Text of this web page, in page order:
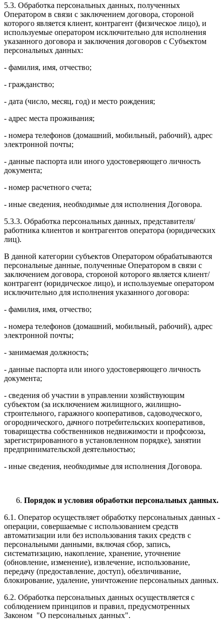
5.3. Обработка персональных данных, полученных
Оператором в связи с заключением договора, стороной
которого является клиент, контрагент (физическое лицо), и
используемые оператором исключительно для исполнения
указанного договора и заключения договоров с Субъектом
персональных данных:
- фамилия, имя, отчество;
- гражданство;
- дата (число, месяц, год) и место рождения;
- адрес места проживания;
- номера телефонов (домашний, мобильный, рабочий), адрес
электронной почты;
- данные паспорта или иного удостоверяющего личность
документа;
- номер расчетного счета;
- иные сведения, необходимые для исполнения Договора.
5.3.3. Обработка персональных данных, представителя/
работника клиентов и контрагентов оператора (юридических
лиц).
В данной категории субъектов Оператором обрабатываются
персональные данные, полученные Оператором в связи с
заключением договора, стороной которого является клиент/
контрагент (юридическое лицо), и используемые оператором
исключительно для исполнения указанного договора:
- фамилия, имя, отчество;
- номера телефонов (домашний, мобильный, рабочий), адрес
электронной почты;
- занимаемая должность;
- данные паспорта или иного удостоверяющего личность
документа;
- сведения об участии в управлении хозяйствующим
субъектом (за исключением жилищного, жилищно-
строительного, гаражного кооперативов, садоводческого,
огороднического, дачного потребительских кооперативов,
товарищества собственников недвижимости и профсоюза,
зарегистрированного в установленном порядке), занятии
предпринимательской деятельностью;
- иные сведения, необходимые для исполнения Договора.
Порядок и условия обработки персональных данных.
6.1. Оператор осуществляет обработку персональных данных -
операции, совершаемые с использованием средств
автоматизации или без использования таких средств с
персональными данными, включая сбор, запись,
систематизацию, накопление, хранение, уточнение
(обновление, изменение), извлечение, использование,
передачу (предоставление, доступ), обезличивание,
блокирование, удаление, уничтожение персональных данных.
6.2. Обработка персональных данных осуществляется с
соблюдением принципов и правил, предусмотренных
Законом "О персональных данных".